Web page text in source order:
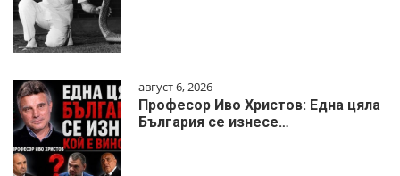
август 6, 2026
Професор Иво Христов: Една цяла
България се изнесе…